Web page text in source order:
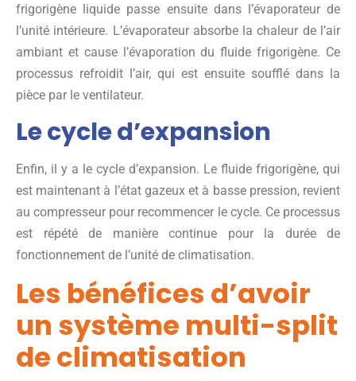
frigorigène liquide passe ensuite dans l’évaporateur de
l’unité intérieure. L’évaporateur absorbe la chaleur de l’air
ambiant et cause l’évaporation du fluide frigorigène. Ce
processus refroidit l’air, qui est ensuite soufflé dans la
pièce par le ventilateur.
Le cycle d’expansion
Enfin, il y a le cycle d’expansion. Le fluide frigorigène, qui
est maintenant à l’état gazeux et à basse pression, revient
au compresseur pour recommencer le cycle. Ce processus
est répété de manière continue pour la durée de
fonctionnement de l’unité de climatisation.
Les bénéfices d’avoir
un système multi-split
de climatisation